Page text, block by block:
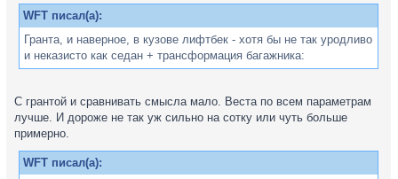
WFT писал(а):
Гранта, и наверное, в кузове лифтбек - хотя бы не так уродливо
и неказисто как седан + трансформация багажника:
С грантой и сравнивать смысла мало. Веста по всем параметрам
лучше. И дороже не так уж сильно на сотку или чуть больше
примерно.
WFT писал(а):